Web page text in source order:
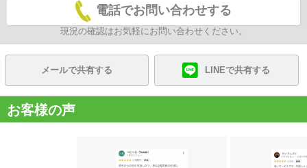
電話でお問い合わせする
現況の確認はお気軽にお問い合わせください。
メールで共有する LINEで共有する
お客様の声